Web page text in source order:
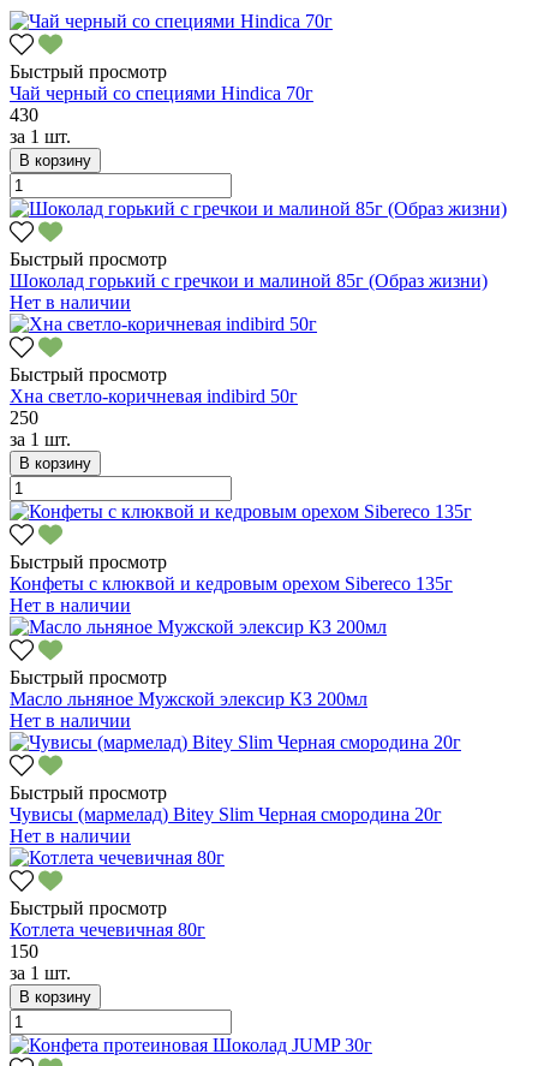
Быстрый просмотр
Чай черный со специями Hindica 70г
430
за 1 шт.
В корзину
Быстрый просмотр
Шоколад горький с гречкои и малиной 85г (Образ жизни)
Нет в наличии
Быстрый просмотр
Хна светло-коричневая indibird 50г
250
за 1 шт.
В корзину
Быстрый просмотр
Конфеты с клюквой и кедровым орехом Sibereco 135г
Нет в наличии
Быстрый просмотр
Масло льняное Мужской элексир КЗ 200мл
Нет в наличии
Быстрый просмотр
Чувисы (мармелад) Bitey Slim Черная смородина 20г
Нет в наличии
Быстрый просмотр
Котлета чечевичная 80г
150
за 1 шт.
В корзину